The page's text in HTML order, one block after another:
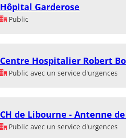
Hôpital Garderose
Public
Centre Hospitalier Robert
Public avec un service d'urgences
CH de Libourne - Antenne
Public avec un service d'urgences